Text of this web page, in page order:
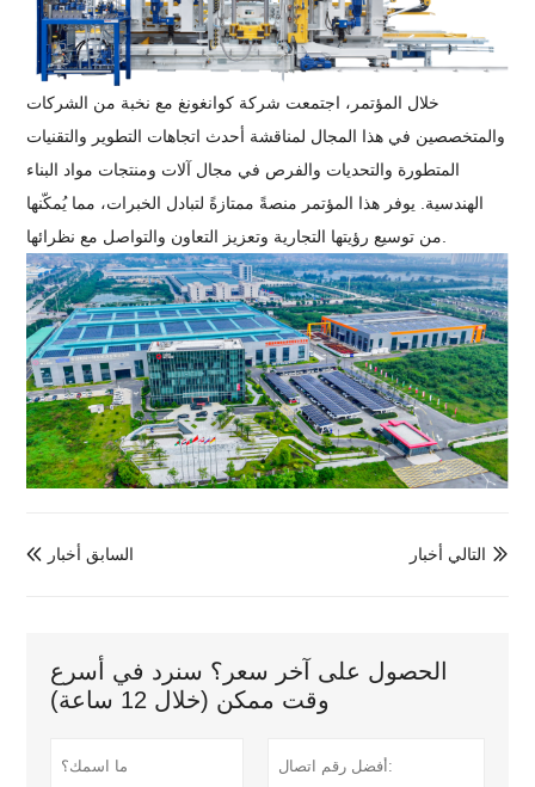
خلال المؤتمر، اجتمعت شركة كوانغونغ مع نخبة من الشركات
والمتخصصين في هذا المجال لمناقشة أحدث اتجاهات التطوير والتقنيات
المتطورة والتحديات والفرص في مجال آلات ومنتجات مواد البناء
الهندسية. يوفر هذا المؤتمر منصةً ممتازةً لتبادل الخبرات، مما يُمكّنها
 السابق أخبار  التالي أخبار
الحصول على آخر سعر؟ سنرد في أسرع
وقت ممكن (خلال 12 ساعة)